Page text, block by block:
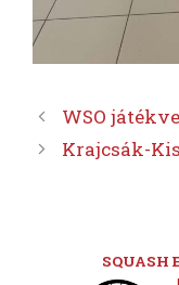
WSO
Krajcsák-
SQUASH